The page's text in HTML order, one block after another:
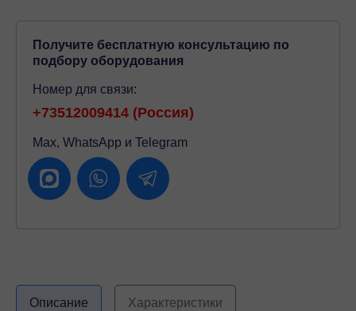
Получите бесплатную консультацию по
подбору оборудования
Номер для связи:
+73512009414 (Россия)
Max, WhatsApp и Telegram
Описание Характеристики